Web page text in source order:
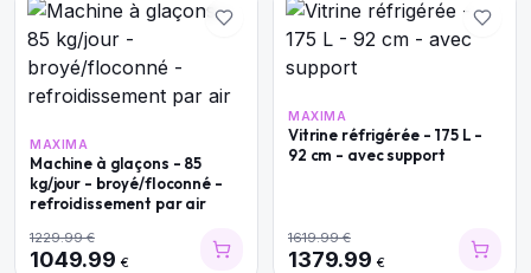
MAXIMA
Machine à glaçons - 85
kg/jour - broyé/floconné -
refroidissement par air
1229.99€
1049.99 €
MAXIMA
Vitrine réfrigérée - 175 L -
92 cm - avec support
1619.99€
1379.99 €